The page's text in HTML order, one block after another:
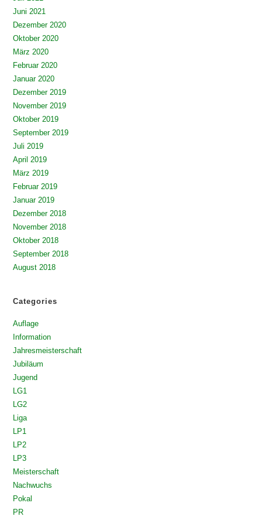
Juni 2021
Dezember 2020
Oktober 2020
März 2020
Februar 2020
Januar 2020
Dezember 2019
November 2019
Oktober 2019
September 2019
Juli 2019
April 2019
März 2019
Februar 2019
Januar 2019
Dezember 2018
November 2018
Oktober 2018
September 2018
August 2018
Categories
Auflage
Information
Jahresmeisterschaft
Jubiläum
Jugend
LG1
LG2
Liga
LP1
LP2
LP3
Meisterschaft
Nachwuchs
Pokal
PR